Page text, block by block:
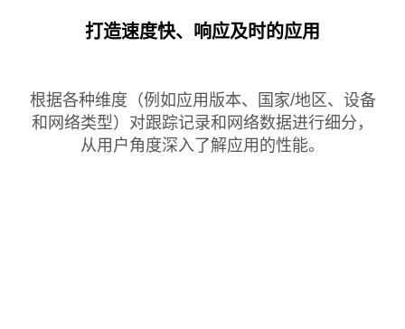
打造速度快、响应及时的应用
根据各种维度（例如应用版本、国家/地区、设备
和网络类型）对跟踪记录和网络数据进行细分，
从用户角度深入了解应用的性能。